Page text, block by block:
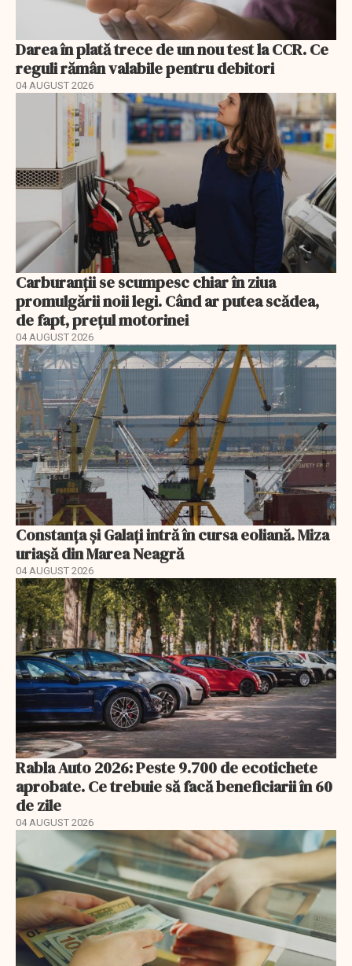
Darea în plată trece de un nou test la CCR. Ce
reguli rămân valabile pentru debitori
04 AUGUST 2026
Carburanții se scumpesc chiar în ziua
promulgării noii legi. Când ar putea scădea,
de fapt, prețul motorinei
04 AUGUST 2026
Constanța și Galați intră în cursa eoliană. Miza
uriașă din Marea Neagră
04 AUGUST 2026
Rabla Auto 2026: Peste 9.700 de ecotichete
aprobate. Ce trebuie să facă beneficiarii în 60
de zile
04 AUGUST 2026